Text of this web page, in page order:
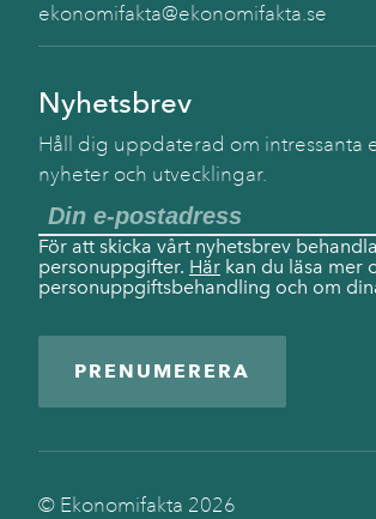
ekonomifakta@ekonomifakta.se
Nyhetsbrev
Håll dig uppdaterad om intressanta
nyheter och utvecklingar.
För att skicka vårt nyhetsbrev
personuppgifter. Här kan du läsa mer
personuppgiftsbehandling och om
PRENUMERERA
© Ekonomifakta 2026